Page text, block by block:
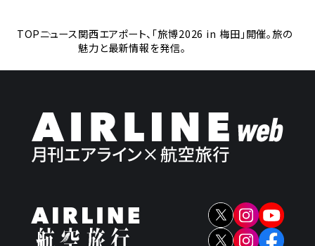
TOPニュース関西エアポート、「旅博2026 in 梅田」開催。旅の
魅力と最新情報を発信。